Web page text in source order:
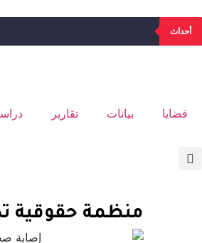
أحداث
قضايا بيانات تقارير
منظمة حقوقية